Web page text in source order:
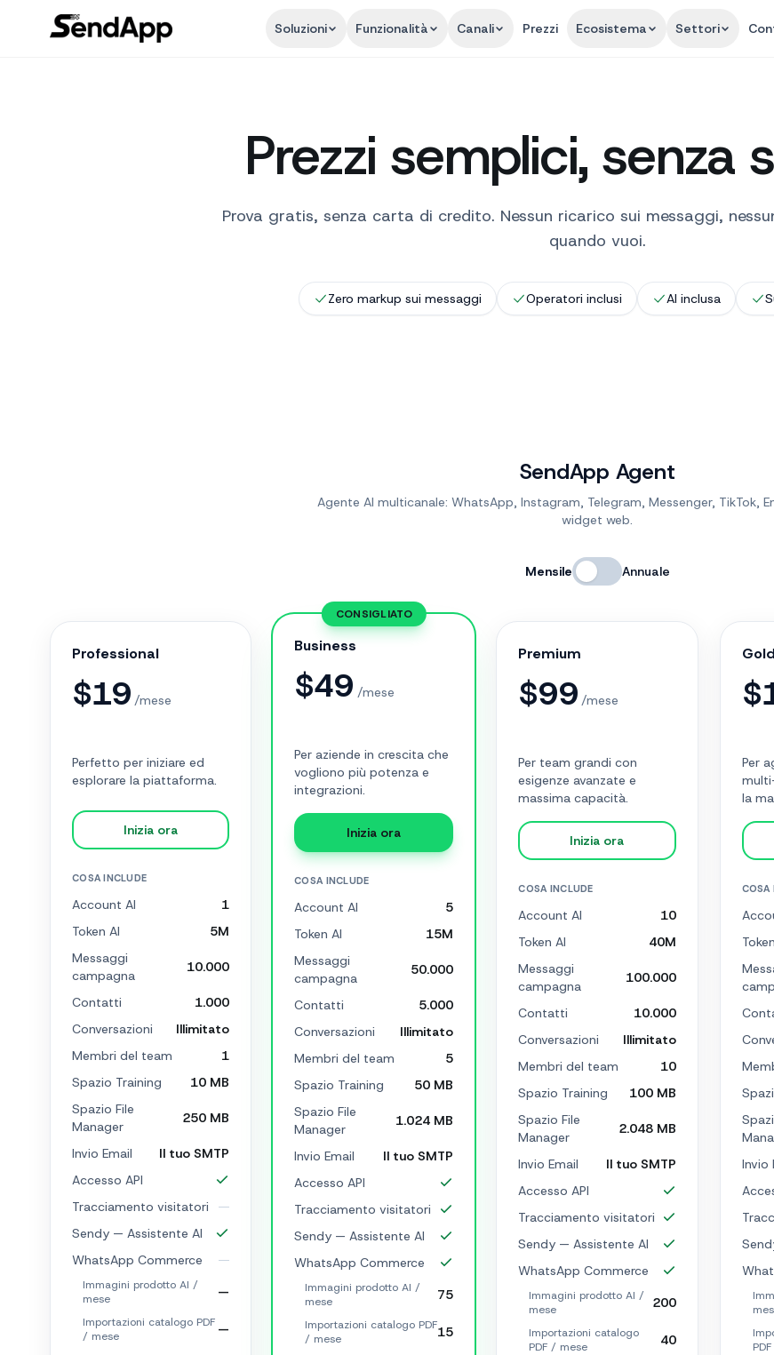
Soluzioni Funzionalità Canali Prezzi Ecosistema Settori
Prezzi semplici, senza
Prova gratis, senza carta di credito. Nessun ricarico sui messaggi,
quando vuoi.
Zero markup sui messaggi Operatori inclusi AI inclusa
SendApp Agent
Agente AI multicanale: WhatsApp, Instagram, Telegram, Messenger, TikTok,
widget web.
Mensile Annuale
Professional
$19 /mese
Perfetto per iniziare ed
esplorare la piattaforma.
Inizia ora
COSA INCLUDE
Account AI
1
Token AI
5M
Messaggi
campagna
10.000
Contatti
1.000
Conversazioni
Illimitato
Membri del team
1
Spazio Training
10 MB
Spazio File
Manager
250 MB
Invio Email
Il tuo SMTP
Accesso API
Tracciamento visitatori
Sendy — Assistente AI
WhatsApp Commerce
Immagini prodotto AI /
mese
—
Importazioni catalogo PDF
/ mese
—
CONSIGLIATO
Business
$49 /mese
Per aziende in crescita che
vogliono più potenza e
integrazioni.
Inizia ora
COSA INCLUDE
Account AI
5
Token AI
15M
Messaggi
campagna
50.000
Contatti
5.000
Conversazioni
Illimitato
Membri del team
5
Spazio Training
50 MB
Spazio File
Manager
1.024 MB
Invio Email
Il tuo SMTP
Accesso API
Tracciamento visitatori
Sendy — Assistente AI
WhatsApp Commerce
Immagini prodotto AI /
mese
75
Importazioni catalogo PDF
/ mese
15
Premium
$99 /mese
Per team grandi con
esigenze avanzate e
massima capacità.
Inizia ora
COSA INCLUDE
Account AI
10
Token AI
40M
Messaggi
campagna
100.000
Contatti
10.000
Conversazioni
Illimitato
Membri del team
10
Spazio Training
100 MB
Spazio File
Manager
2.048 MB
Invio Email
Il tuo SMTP
Accesso API
Tracciamento visitatori
Sendy — Assistente AI
WhatsApp Commerce
Immagini prodotto AI /
mese
200
Importazioni catalogo
PDF / mese
40
Gold
$
Per
la
COSA
Invio